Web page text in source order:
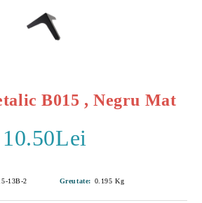
B015 , Negru Mat
10.50Lei
13B-2 Greutate: 0.195 Kg